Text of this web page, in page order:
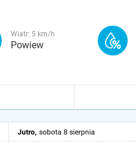
Wiatr: 5 km/h
Powiew